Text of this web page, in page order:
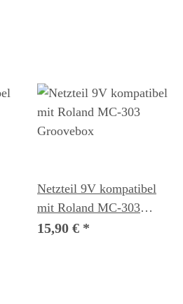
Netzteil 9V kompatibel
mit Roland MC-303
Groovebox
15,90 € *